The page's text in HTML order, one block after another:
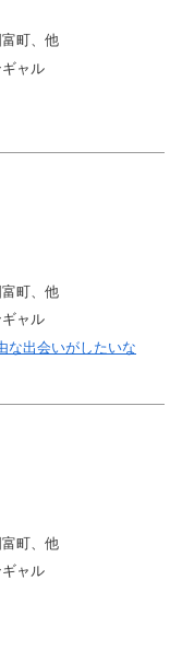
町、他
ャル
町、他
ャル
な出会いがしたいな
町、他
ャル